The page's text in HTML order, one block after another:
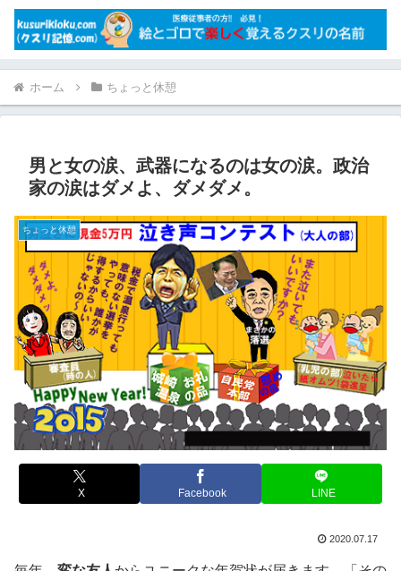
ホーム ちょっと休憩
男と女の涙、武器になるのは女の涙。政治
家の涙はダメよ、ダメダメ。
ちょっと休憩
X Facebook LINE
2020.07.17